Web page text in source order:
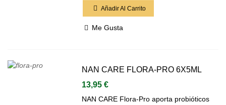
Añadir Al Carrito
Me Gusta
NAN CARE FLORA-PRO 6X5ML
13,95 €
NAN CARE Flora-Pro aporta probióticos